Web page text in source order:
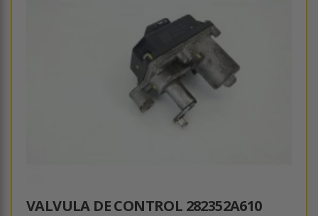
VALVULA DE CONTROL 282352A610